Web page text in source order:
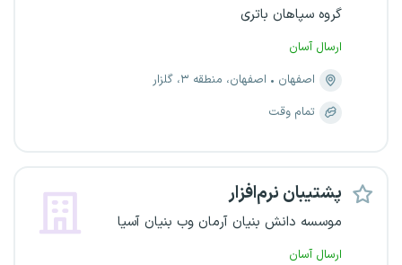
گروه سپاهان باتری
ارسال آسان
اصفهان
اصفهان، منطقه ۳، گلزار
تمام وقت
پشتیبان نرم‌افزار
موسسه دانش بنیان آرمان وب بنیان آسیا
ارسال آسان